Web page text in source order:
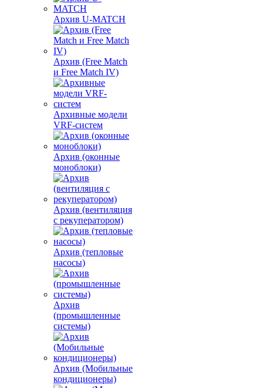
Архив U-MATCH
Архив (Free Match
и Free Match IV)
Архивные модели
VRF-систем
Архив (оконные
моноблоки)
Архив (вентиляция
с рекуператором)
Архив (тепловые
насосы)
Архив
(промышленные
системы)
Архив (Мобильные
кондиционеры)